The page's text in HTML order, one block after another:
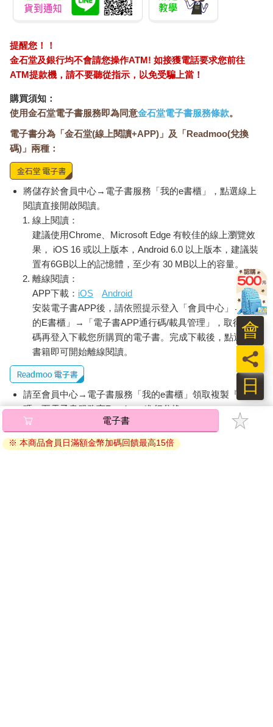
亮但又乾又硬的茶蕎麥麵、小巧可愛但有點太甜的四方形蛋糕、
密封的少量飲用水⋯⋯但說到頭等艙的機上餐，就只有一句話可
首先，餐桌就大得驚人。
而且，用餐前空服員還會先鋪上純白的桌巾，放上一朵鮮紅的玫
子）。
咦，這是貴族舉辦的派對嗎？
重量，質感極佳。
料理也是一道一道分開送上來，就像餐廳的高級套餐。空服員
說：「我們準備了日式和西式兩種，也建議您兩種都品嚐。」實
在太豪氣了！
醬汁是放在獨立的容器裡加熱過才淋上去，完全沒有乾掉！
麵包也是溫熱又柔軟。
原來不僅半乾的醬汁可以改善，連麵包都有辦法不乾不硬！
我腦中閃過了這個想法，但也許以當時的機上設備，很難把所有
乘客的麵包都弄得鬆鬆軟軟的吧。
我吃得很快，公主外婆則是慢條斯理到讓我精神恍惚，她悠哉悠
哉地享用完整套的法式大餐，吃膩了就把剩下的食物塞過來賞賜
給我（我剛剛也吃了一樣的餐點）。空服員巧妙地引導她去廁
所，再替她準備枕頭和毛毯、把椅背放下。外婆就這樣舒舒服
服，心滿意足地睡著了。
原來如此，我必須提供的就是這種等級的服務。
不，這對現在的我來說太勉強了吧？
我要是不趕快改進，外婆可能會在旅程中因為我的疏忽而被我活
活氣死。
我感到一陣焦慮。
或許是因為外婆睡著了，空服員覺得我會無聊，便親切地詢問
我：「您有沒有需要什麼？要不要看部電影？」
我心想絕不能錯過這個大好機會，於是鼓起勇氣問空服員：「如
果妳有時間，可不可以教我怎麼服務別人？」
我告訴空服員：接下來我就得在倫敦一個人照顧外婆了，我很緊
提醒您！！
金石堂及銀行均不會請您操作ATM! 如接獲電話要求您前往
ATM提款機，請不要聽從指示，以免受騙上當！
購買須知：
使用金石堂電子書服務即為同意金石堂電子書服務條款。
電子書分為「金石堂(線上閱讀+APP)」及「Readmoo(兌換
碼)」兩種：
將儲存於會員中心→電子書服務「我的e書櫃」，點選線上
閱讀直接開啟閱讀。
線上閱讀：
建議使用Chrome、Microsoft Edge 有較佳的線上瀏覽效
果， iOS 16 或以上版本，Android 6.0 以上版本，建議裝
置有6GB以上的記憶體，至少有 30 MB以上的容量。
離線閱讀：
APP下載： iOS
Android
安裝電子書APP後，請依照提示登入「會員中心」→「我
的E書櫃」→「電子書APP通行碼/載具管理」，取得通行
碼再登入下載您所購買的電子書。完成下載後，點選任一
書籍即可開始離線閱讀。
請至會員中心→電子書服務「我的e書櫃」領取複製『兌換
碼』至電子書服務商Readmoo進行兌換。
退換貨須知：
因版權保護，您在金石堂所購買的電子書僅能以金石堂專屬
日
員
會